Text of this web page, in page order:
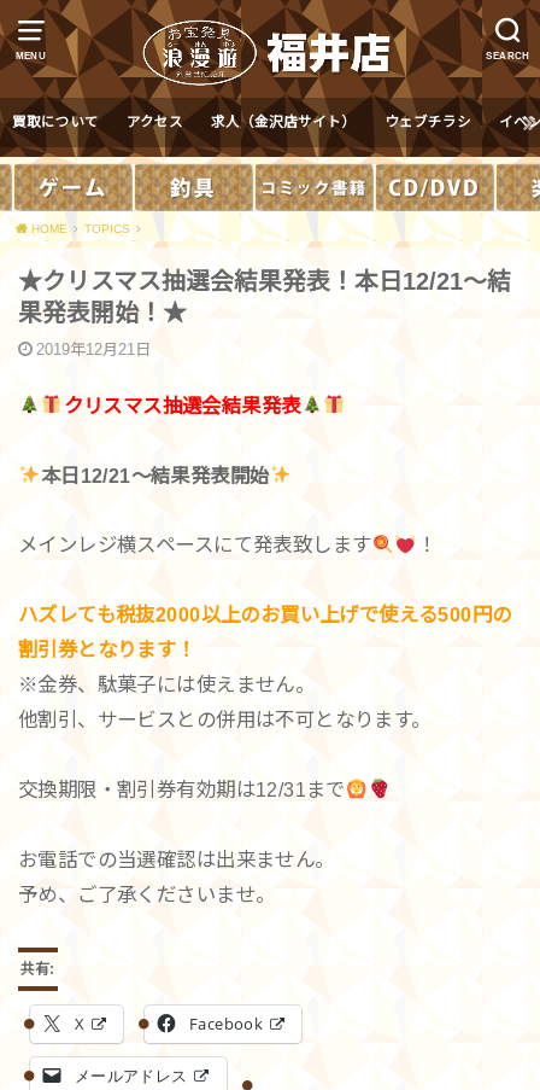
MENU SEARCH
買取について アクセス 求人（金沢店サイト） ウェブチラシ イベ
HOME TOPICS
★クリスマス抽選会結果発表！本日12/21～結
果発表開始！★
2019年12月21日
クリスマス抽選会結果発表
本日12/21～結果発表開始
メインレジ横スペースにて発表致します ！
ハズレても税抜2000以上のお買い上げで使える500円の
割引券となります！
※金券、駄菓子には使えません。
他割引、サービスとの併用は不可となります。
交換期限・割引券有効期は12/31まで
お電話での当選確認は出来ません。
予め、ご了承くださいませ。
共有:
X Facebook
メールアドレス